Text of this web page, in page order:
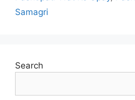
Samagri
Search